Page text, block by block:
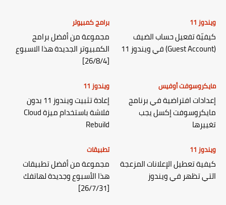
ويندوز 11
كيفيّة تفعيل حساب الضيف
(Guest Account) في ويندوز 11
برامج كمبيوتر
مجموعة من أفضل برامج
الكمبيوتر الجديدة هذا الاسبوع
[26/8/4]
مايكروسوفت أوفيس
إعدادات افتراضية في برنامج
مايكروسوفت إكسل يجب
تغييرها
ويندوز 11
إعادة تثبيت ويندوز 11 بدون
فلاشة باستخدام ميزة Cloud
Rebuild
ويندوز 11
كيفية تعطيل الإعلانات المزعجة
التي تظهر في ويندوز
تطبيقات
مجموعة من أفضل تطبيقات
هذا الأسبوع وجديدة لهاتفك
[26/7/31]